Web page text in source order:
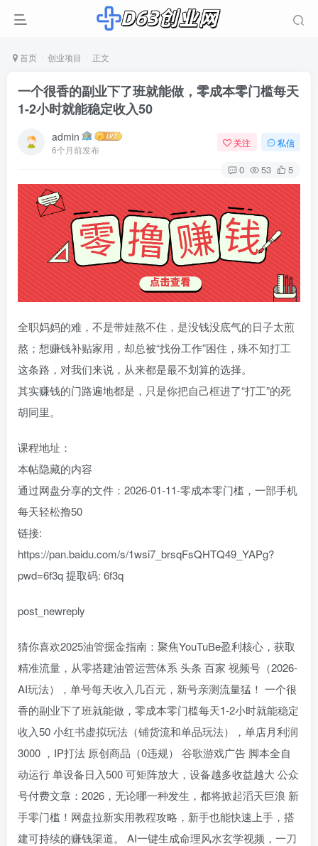
首页 创业项目 正文
一个很香的副业下了班就能做，零成本零门槛每天
1-2小时就能稳定收入50
admin
6个月前发布
关注 私信
0 53 5
全职妈妈的难，不是带娃熬不住，是没钱没底气的日子太煎
熬；想赚钱补贴家用，却总被“找份工作”困住，殊不知打工
这条路，对我们来说，从来都是最不划算的选择。
其实赚钱的门路遍地都是，只是你把自己框进了“打工”的死
胡同里。
课程地址：
本帖隐藏的内容
通过网盘分享的文件：2026-01-11-零成本零门槛，一部手机
每天轻松撸50
链接:
https://pan.baidu.com/s/1wsi7_brsqFsQHTQ49_YAPg?
pwd=6f3q 提取码: 6f3q
post_newreply
猜你喜欢2025油管掘金指南：聚焦YouTuBe盈利核心，获取
精准流量，从零搭建油管运营体系 头条 百家 视频号（2026-
AI玩法），单号每天收入几百元，新号亲测流量猛！ 一个很
香的副业下了班就能做，零成本零门槛每天1-2小时就能稳定
收入50 小红书虚拟玩法（铺货流和单品玩法），单店月利润
3000 ，IP打法 原创商品（0违规） 谷歌游戏广告 脚本全自
动运行 单设备日入500 可矩阵放大，设备越多收益越大 公众
号付费文章：2026，无论哪一种发生，都将掀起滔天巨浪 新
手零门槛！网盘拉新实用教程攻略，新手也能快速上手，搭
建可持续的赚钱渠道。 AI一键生成命理风水玄学视频，一刀